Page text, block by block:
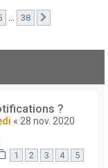
… 38
?
« 28 nov. 2020
1 2 3 4 5